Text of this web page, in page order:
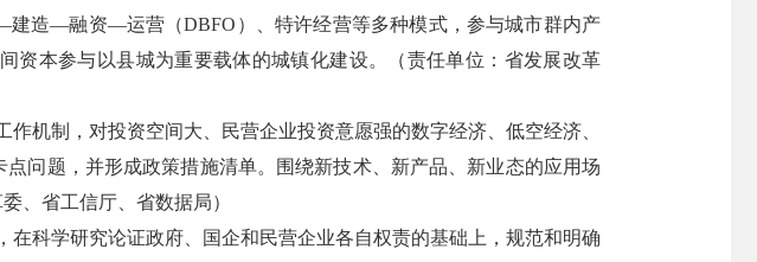
造—融资—运营（DBFO）、特许经营等多种模式，参与城市群内产
资本参与以县城为重要载体的城镇化建设。（责任单位：省发展改革
机制，对投资空间大、民营企业投资意愿强的数字经济、低空经济、
问题，并形成政策措施清单。围绕新技术、新产品、新业态的应用场
、省工信厅、省数据局）
科学研究论证政府、国企和民营企业各自权责的基础上，规范和明确